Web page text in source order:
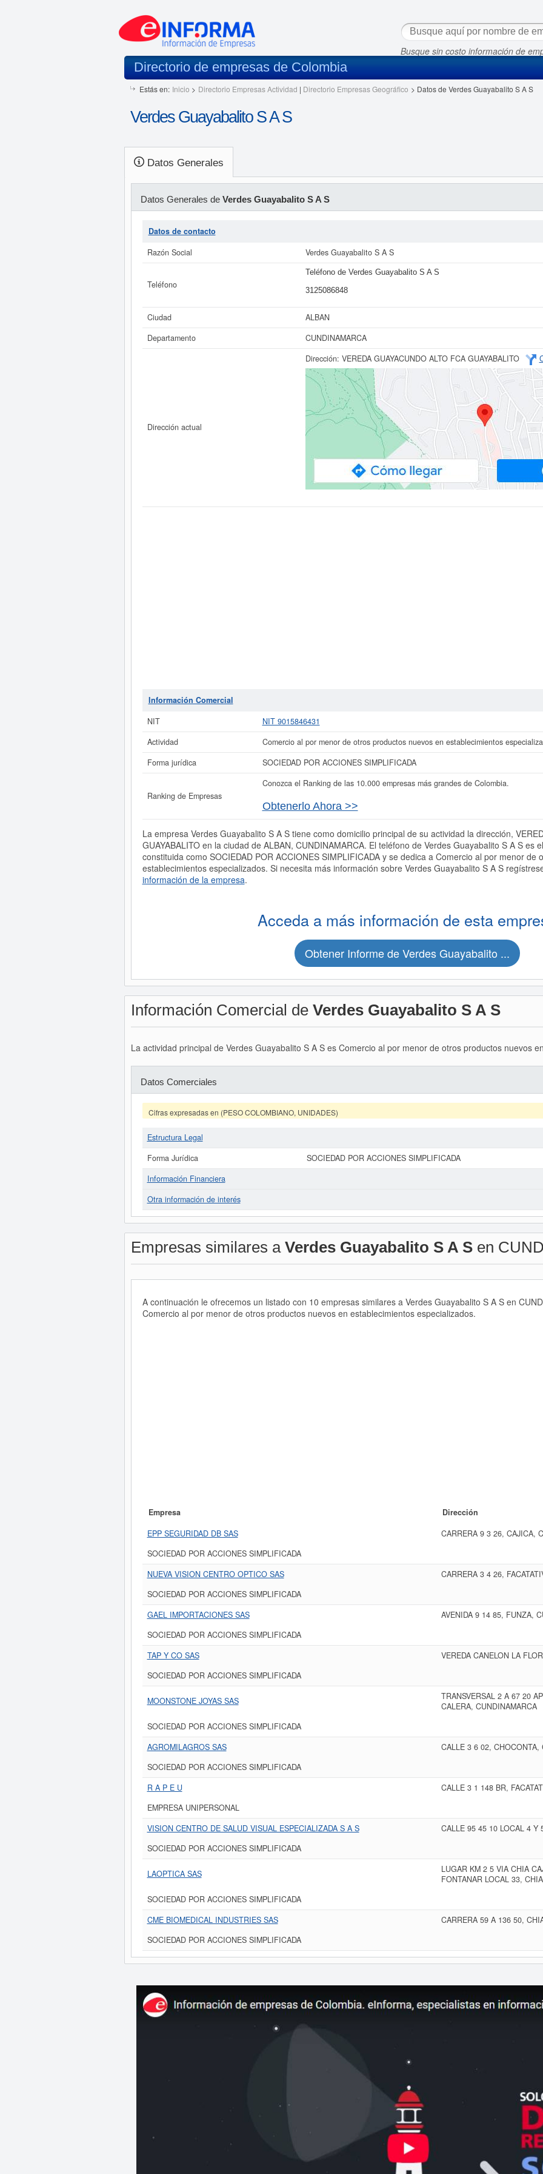
Busque sin costo información de
Directorio de empresas de Colombia
Estás en: Inicio > Directorio Empresas Actividad | Directorio Empresas Geográfico > Datos de Verdes Guayabalito S A S
Verdes Guayabalito S A S
Datos Generales
Datos Generales de Verdes Guayabalito S A S
Datos de contacto
Razón Social
Verdes Guayabalito S A S
Teléfono
Teléfono de Verdes Guayabalito S A S
3125086848
Ciudad
ALBAN
Departamento
CUNDINAMARCA
Dirección actual
Dirección: VEREDA GUAYACUNDO ALTO FCA GUAYABALITO
Información Comercial
NIT
NIT 9015846431
Actividad
Comercio al por menor de otros productos nuevos en establecimientos
Forma jurídica
SOCIEDAD POR ACCIONES SIMPLIFICADA
Ranking de Empresas
Conozca el Ranking de las 10.000 empresas más grandes de Colombia.
Obtenerlo Ahora >>
La empresa Verdes Guayabalito S A S tiene como domicilio principal de su actividad la dirección,
GUAYABALITO en la ciudad de ALBAN, CUNDINAMARCA. El teléfono de Verdes Guayabalito S A S es
constituida como SOCIEDAD POR ACCIONES SIMPLIFICADA y se dedica a Comercio al por menor de
establecimientos especializados. Si necesita más información sobre Verdes Guayabalito S A S
información de la empresa.
Acceda a más información de esta
Obtener Informe de Verdes Guayabalito ...
Información Comercial de Verdes Guayabalito S A S
La actividad principal de Verdes Guayabalito S A S es Comercio al por menor de otros productos nuevos
Datos Comerciales
Cifras expresadas en (PESO COLOMBIANO, UNIDADES)
Estructura Legal
Forma Jurídica
SOCIEDAD POR ACCIONES SIMPLIFICADA
Información Financiera
Otra información de interés
Empresas similares a Verdes Guayabalito S A Sen
A continuación le ofrecemos un listado con 10 empresas similares a Verdes Guayabalito S A S en
Comercio al por menor de otros productos nuevos en establecimientos especializados.
Empresa
Dirección
EPP SEGURIDAD DB SAS
CARRERA 9 3 26, CAJICA,
SOCIEDAD POR ACCIONES SIMPLIFICADA
NUEVA VISION CENTRO OPTICO SAS
CARRERA 3 4 26,
SOCIEDAD POR ACCIONES SIMPLIFICADA
GAEL IMPORTACIONES SAS
AVENIDA 9 14 85, FUNZA,
SOCIEDAD POR ACCIONES SIMPLIFICADA
TAP Y CO SAS
VEREDA CANELON LA
SOCIEDAD POR ACCIONES SIMPLIFICADA
MOONSTONE JOYAS SAS
TRANSVERSAL 2 A 67 20
CALERA, CUNDINAMARCA
SOCIEDAD POR ACCIONES SIMPLIFICADA
AGROMILAGROS SAS
CALLE 3 6 02, CHOCONTA,
SOCIEDAD POR ACCIONES SIMPLIFICADA
R A P E U
CALLE 3 1 148 BR,
EMPRESA UNIPERSONAL
VISION CENTRO DE SALUD VISUAL ESPECIALIZADA S A S
CALLE 95 45 10 LOCAL 4 Y
SOCIEDAD POR ACCIONES SIMPLIFICADA
LAOPTICA SAS
LUGAR KM 2 5 VIA CHIA
FONTANAR LOCAL 33,
SOCIEDAD POR ACCIONES SIMPLIFICADA
CME BIOMEDICAL INDUSTRIES SAS
CARRERA 59 A 136 50,
SOCIEDAD POR ACCIONES SIMPLIFICADA